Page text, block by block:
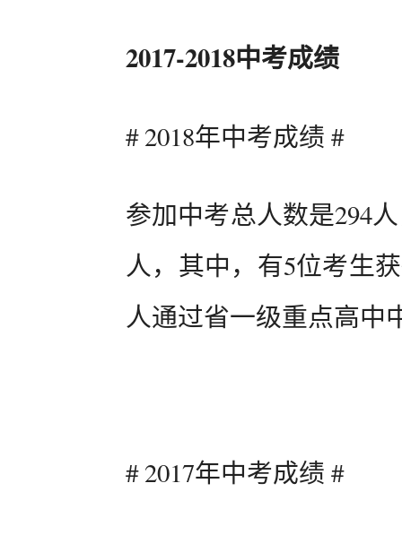
2017-2018中考成绩
# 2018年中考成绩 #
参加中考总人数是294
人，其中，有5位考生
人通过省一级重点高中
# 2017年中考成绩 #